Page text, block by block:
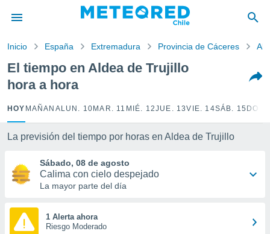
por
para
la
calidad.
a este
las
y
forma
basada
Inicio España Extremadura Provincia de Cáceres
El tiempo en Aldea de Trujillo
hora a hora
HOY MAÑANA LUN. 10 MAR. 11 MIÉ. 12JUE. 13VIE. 14SÁB. 15
La previsión del tiempo por horas en Aldea de Trujillo
Sábado, 08 de agosto
Calima con cielo despejado
La mayor parte del día
1 Alerta ahora
Riesgo Moderado